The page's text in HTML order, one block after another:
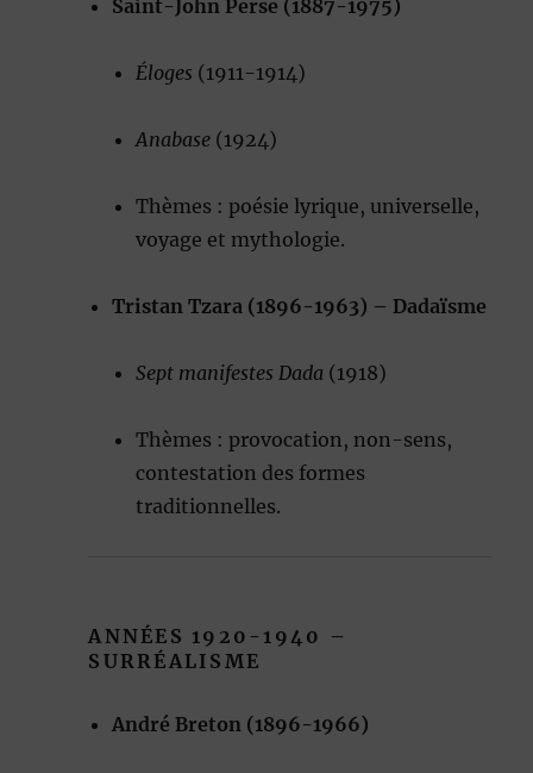
Saint-John Perse (1887-1975)
Éloges (1911-1914)
Anabase (1924)
Thèmes : poésie lyrique, universelle,
voyage et mythologie.
Tristan Tzara (1896-1963) – Dadaïsme
Sept manifestes Dada (1918)
Thèmes : provocation, non-sens,
contestation des formes
traditionnelles.
ANNÉES 1920-1940 –
SURRÉALISME
André Breton (1896-1966)